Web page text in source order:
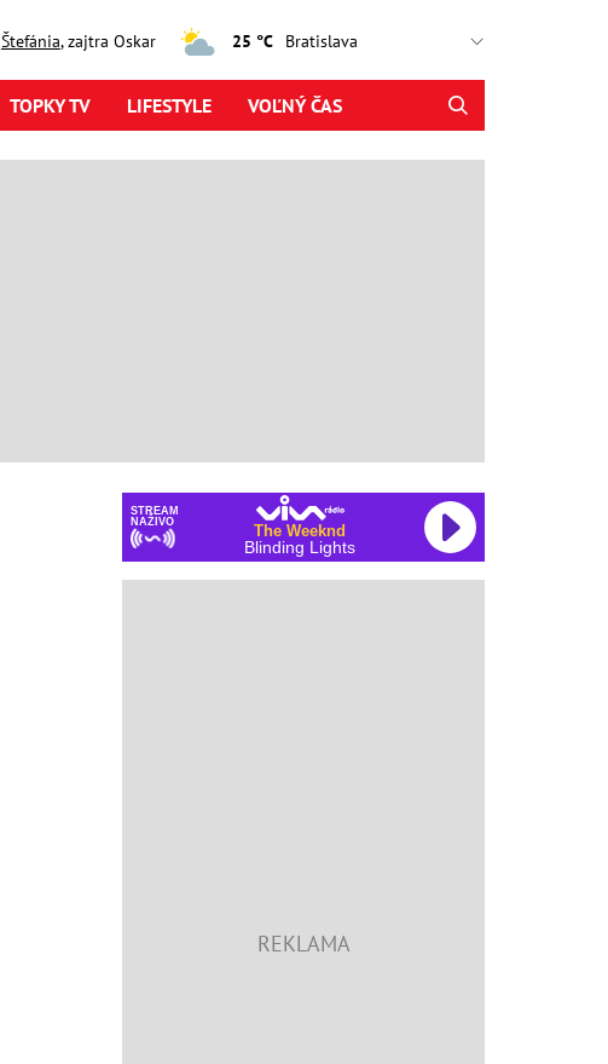
Štefánia, zajtra Oskar 25 °C
TOPKY TV LIFESTYLE VOĽNÝ ČAS
STREAM
NAŽIVO
The Weeknd
Blinding Lights